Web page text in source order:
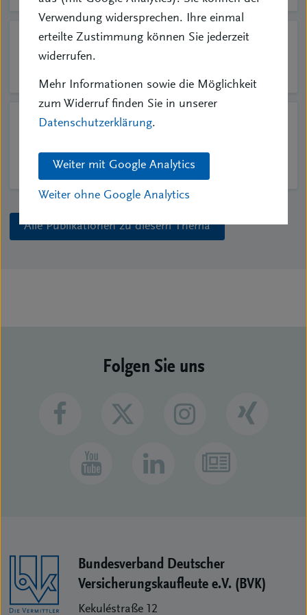
Verwendung widersprechen. Ihre einmal
erteilte Zustimmung können Sie jederzeit
widerrufen.
Mehr Informationen sowie die Möglichkeit
zum Widerruf finden Sie in unserer
Datenschutzerklärung.
Weiter mit Google Analytics
Weiter ohne Google Analytics
22.01.2025 | Pressemitteilung
Beschwerden über Vermittler verharren auf
15.05.2024| Pressemitteilung
Vermittlerbeschwerden sinken um fast ein
Drittel
Alle Publikationen zu diesem Thema
Folgen Sie uns
Bundesverband Deutscher
Versicherungs­kaufleute e.V. (BVK)
Kekuléstraße 12